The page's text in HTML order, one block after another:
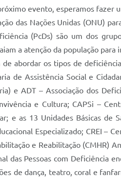
evento, esperamos fazer
das Nações Unidas (ONU)
(PcDs) são um dos
a atenção da população
de abordar os tipos de
de Assistência Social e
e ADT – Associação dos
e Cultura; CAPSi –
e as 13 Unidades Básicas de
Especializado; CREI –
e Reabilitação (CMHR)
das Pessoas com Deficiência
de dança, teatro, coral e